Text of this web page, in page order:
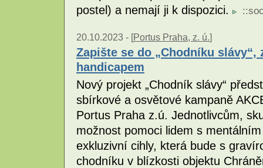
postel) a nemají ji k dispozici.
::
20.10.2023 - [Portus Praha, z. ú.]
Zapište se do „Chodníku
handicapem
Nový projekt „Chodník slávy“
sbírkové a osvětové kampaně
Portus Praha z.ú. Jednotlivcům,
možnost pomoci lidem s
exkluzivní cihly, která bude s
chodníku v blízkosti objektu